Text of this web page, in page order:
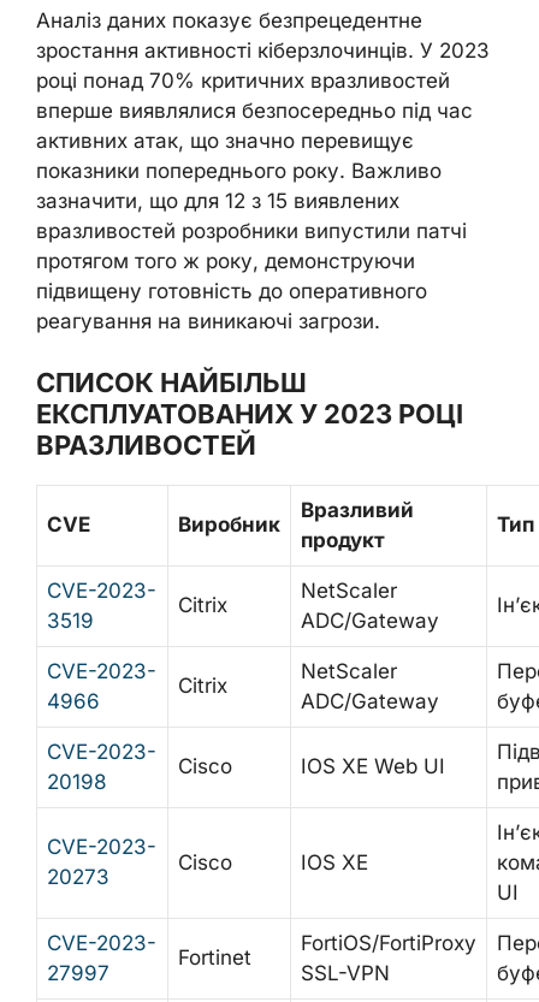
Аналіз даних показує безпрецедентне
зростання активності кіберзлочинців. У 2023
році понад 70% критичних вразливостей
вперше виявлялися безпосередньо під час
активних атак, що значно перевищує
показники попереднього року. Важливо
зазначити, що для 12 з 15 виявлених
вразливостей розробники випустили патчі
протягом того ж року, демонструючи
підвищену готовність до оперативного
реагування на виникаючі загрози.
СПИСОК НАЙБІЛЬШ
ЕКСПЛУАТОВАНИХ У 2023 РОЦІ
ВРАЗЛИВОСТЕЙ
CVE Виробник
Вразливий
продукт
CVE-2023-
3519
Citrix
NetScaler
ADC/Gateway
CVE-2023-
4966
Citrix
NetScaler
ADC/Gateway
CVE-2023-
20198
Cisco IOS XE Web UI
CVE-2023-
20273
Cisco IOS XE
UI
CVE-2023-
27997
Fortinet
FortiOS/FortiProxy
SSL-VPN